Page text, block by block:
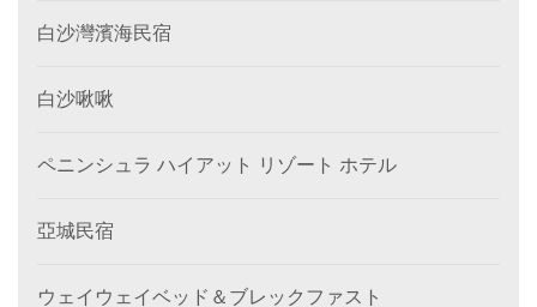
白沙灣濱海民宿
白沙啾啾
ペニンシュラ ハイアット リゾート ホテル
亞城民宿
ウェイウェイベッド＆ブレックファスト